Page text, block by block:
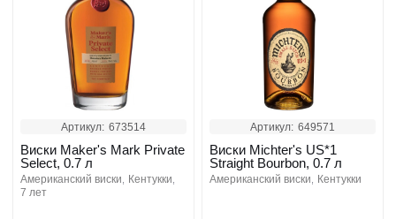
Артикул: 673514
Виски Maker's Mark Private
Select, 0.7 л
американский виски
кентукки
7 лет
Артикул: 649571
Виски Michter's US*1
Straight Bourbon, 0.7 л
американский виски кентукки